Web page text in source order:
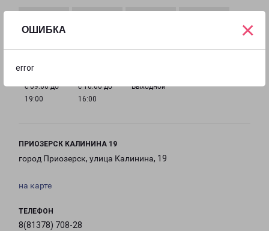
ОШИБКА
error
×
с 09:00 до
с 09:00 до
19:00
с 10:00 до
16:00
Выходной
ПРИОЗЕРСК КАЛИНИНА 19
город Приозерск, улица Калинина, 19
на карте
ТЕЛЕФОН
8(81378) 708-28